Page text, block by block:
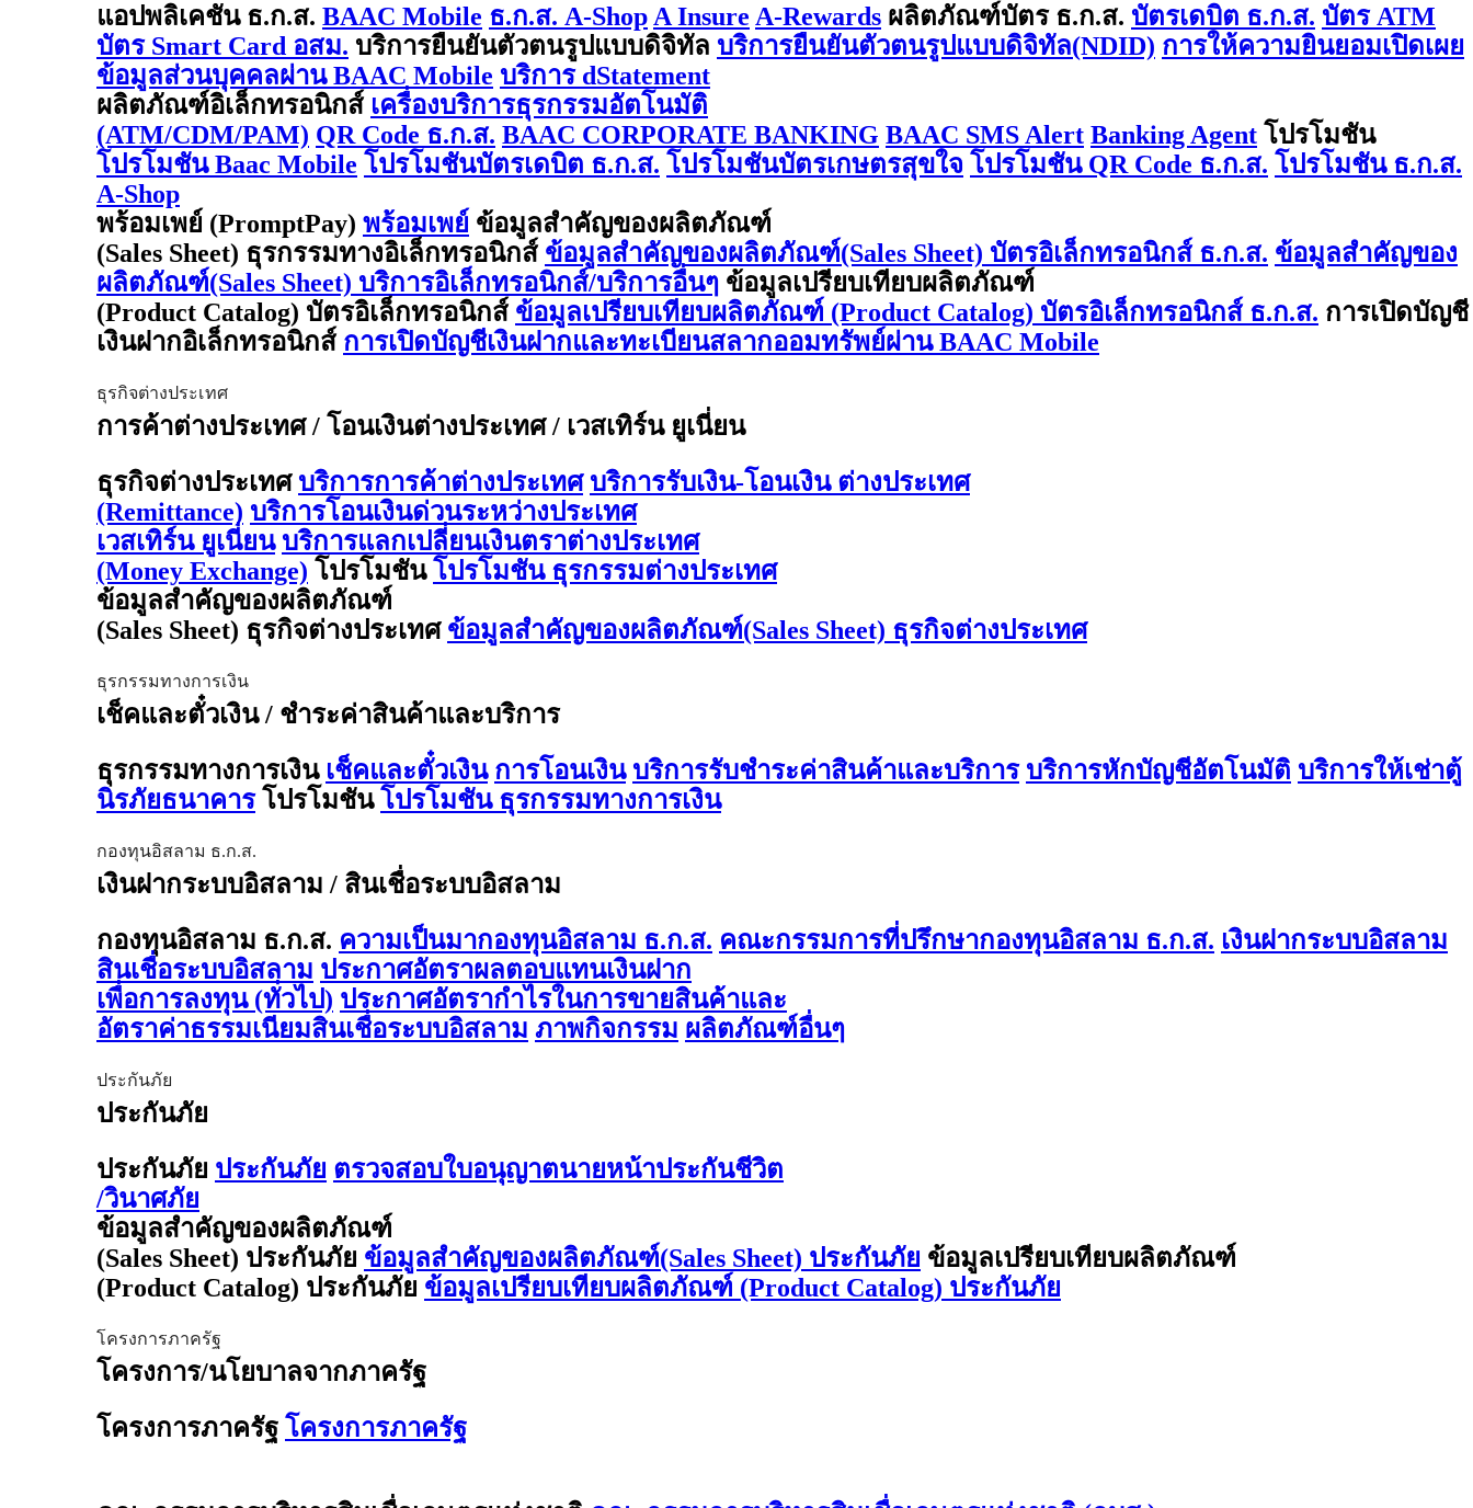
แอปพลิเคชัน ธ.ก.ส. BAAC Mobile ธ.ก.ส. A-Shop A Insure A-Rewards ผลิตภัณฑ์บัตร ธ.ก.ส. บัตรเดบิต ธ.ก.ส. บัตร ATM
บัตร Smart Card อสม. บริการยืนยันตัวตนรูปแบบดิจิทัล บริการยืนยันตัวตนรูปแบบดิจิทัล(NDID) การให้ความยินยอมเปิดเผย
ข้อมูลส่วนบุคคลผ่าน BAAC Mobile บริการ dStatement
ผลิตภัณฑ์อิเล็กทรอนิกส์ เครื่องบริการธุรกรรมอัตโนมัติ
(ATM/CDM/PAM) QR Code ธ.ก.ส. BAAC CORPORATE BANKING BAAC SMS Alert Banking Agent โปรโมชัน
โปรโมชัน Baac Mobile โปรโมชันบัตรเดบิต ธ.ก.ส. โปรโมชันบัตรเกษตรสุขใจ โปรโมชัน QR Code ธ.ก.ส. โปรโมชัน ธ.ก.ส.
A-Shop
พร้อมเพย์ (PromptPay) พร้อมเพย์ ข้อมูลสำคัญของผลิตภัณฑ์
(Sales Sheet) ธุรกรรมทางอิเล็กทรอนิกส์ ข้อมูลสำคัญของผลิตภัณฑ์(Sales Sheet) บัตรอิเล็กทรอนิกส์ ธ.ก.ส. ข้อมูลสำคัญของ
ผลิตภัณฑ์(Sales Sheet) บริการอิเล็กทรอนิกส์/บริการอื่นๆ ข้อมูลเปรียบเทียบผลิตภัณฑ์
(Product Catalog) บัตรอิเล็กทรอนิกส์ ข้อมูลเปรียบเทียบผลิตภัณฑ์ (Product Catalog) บัตรอิเล็กทรอนิกส์ ธ.ก.ส. การเปิดบัญชี
เงินฝากอิเล็กทรอนิกส์ การเปิดบัญชีเงินฝากและทะเบียนสลากออมทรัพย์ผ่าน BAAC Mobile
ธุรกิจต่างประเทศ
การค้าต่างประเทศ / โอนเงินต่างประเทศ / เวสเทิร์น ยูเนี่ยน
ธุรกิจต่างประเทศ บริการการค้าต่างประเทศ บริการรับเงิน-โอนเงิน ต่างประเทศ
(Remittance) บริการโอนเงินด่วนระหว่างประเทศ
เวสเทิร์น ยูเนี่ยน บริการแลกเปลี่ยนเงินตราต่างประเทศ
(Money Exchange) โปรโมชัน โปรโมชัน ธุรกรรมต่างประเทศ
ข้อมูลสำคัญของผลิตภัณฑ์
(Sales Sheet) ธุรกิจต่างประเทศ ข้อมูลสำคัญของผลิตภัณฑ์(Sales Sheet) ธุรกิจต่างประเทศ
ธุรกรรมทางการเงิน
เช็คและตั๋วเงิน / ชำระค่าสินค้าและบริการ
ธุรกรรมทางการเงิน เช็คและตั๋วเงิน การโอนเงิน บริการรับชำระค่าสินค้าและบริการ บริการหักบัญชีอัตโนมัติ บริการให้เช่าตู้
นิรภัยธนาคาร โปรโมชัน โปรโมชัน ธุรกรรมทางการเงิน
กองทุนอิสลาม ธ.ก.ส.
เงินฝากระบบอิสลาม / สินเชื่อระบบอิสลาม
กองทุนอิสลาม ธ.ก.ส. ความเป็นมากองทุนอิสลาม ธ.ก.ส. คณะกรรมการที่ปรึกษากองทุนอิสลาม ธ.ก.ส. เงินฝากระบบอิสลาม
สินเชื่อระบบอิสลาม ประกาศอัตราผลตอบแทนเงินฝาก
เพื่อการลงทุน (ทั่วไป) ประกาศอัตรากำไรในการขายสินค้าและ
อัตราค่าธรรมเนียมสินเชื่อระบบอิสลาม ภาพกิจกรรม ผลิตภัณฑ์อื่นๆ
ประกันภัย
ประกันภัย
ประกันภัย ประกันภัย ตรวจสอบใบอนุญาตนายหน้าประกันชีวิต
/วินาศภัย
ข้อมูลสำคัญของผลิตภัณฑ์
(Sales Sheet) ประกันภัย ข้อมูลสำคัญของผลิตภัณฑ์(Sales Sheet) ประกันภัย ข้อมูลเปรียบเทียบผลิตภัณฑ์
(Product Catalog) ประกันภัย ข้อมูลเปรียบเทียบผลิตภัณฑ์ (Product Catalog) ประกันภัย
โครงการภาครัฐ
โครงการ/นโยบาลจากภาครัฐ
โครงการภาครัฐ โครงการภาครัฐ